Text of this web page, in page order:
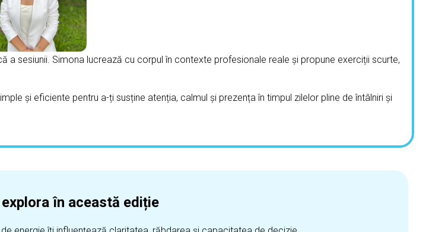
a sesiunii. Simona lucrează cu corpul în contexte profesionale reale și propune exerciții scurte,
și eficiente pentru a-ți susține atenția, calmul și prezența în timpul zilelor pline de întâlniri și
explora în această ediție